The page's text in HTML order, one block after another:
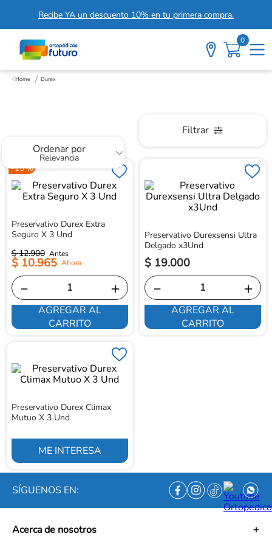
Recibe YA un descuento 10% en tu primera compra.
0
Durex
Durex
Ordenar por
Relevancia
Filtrar
-15 %
Preservativo Durex Extra
Seguro X 3 Und
$ 12.900
$ 10.965
＋
－
AGREGAR AL
CARRITO
Preservativo Durexsensi Ultra
Delgado x3Und
$ 19.000
＋
－
AGREGAR AL
CARRITO
Preservativo Durex Climax
Mutuo X 3 Und
ME INTERESA
SÍGUENOS EN:
Acerca de nosotros